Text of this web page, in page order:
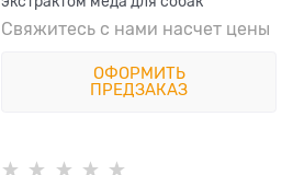
Свяжитесь с нами насчет цены
ОФОРМИТЬ
ПРЕДЗАКАЗ